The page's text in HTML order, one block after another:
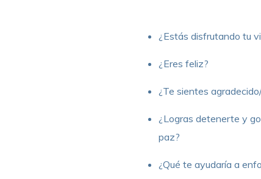
¿Estás disfrutando tu
¿Eres feliz?
¿Te sientes
¿Logras detenerte y
paz?
¿Qué te ayudaría a